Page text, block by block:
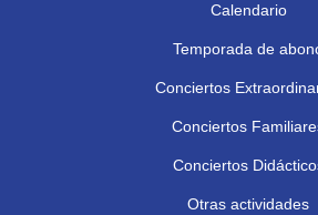
Calendario
Temporada de
Conciertos
Conciertos
Conciertos
Otras actividades